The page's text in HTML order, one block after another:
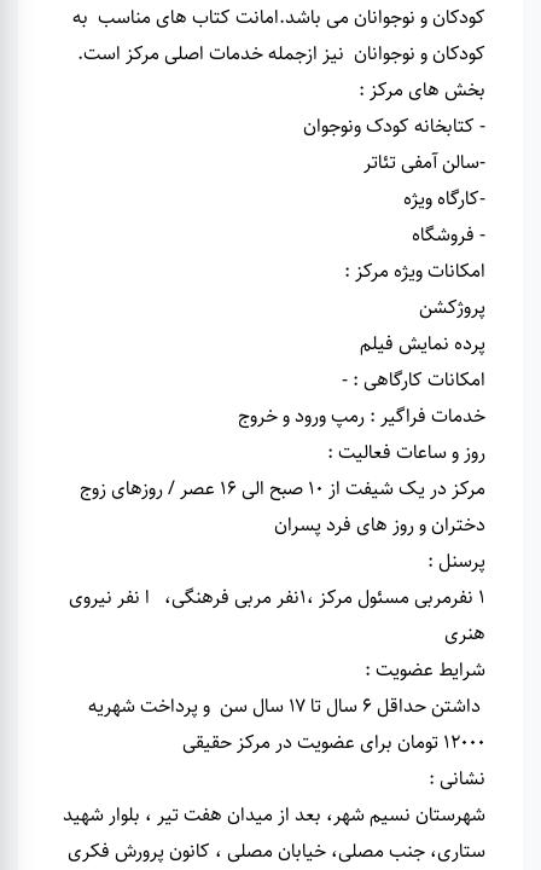
کودکان و نوجوانان می باشد.امانت کتاب های مناسب به
کودکان و نوجوانان نیز ازجمله خدمات اصلی مرکز است.
بخش های مرکز :
- کتابخانه کودک ونوجوان
-سالن آمفی تئاتر
-کارگاه ویژه
- فروشگاه
امکانات ویژه مرکز :
پروژکشن
پرده نمایش فیلم
امکانات کارگاهی : -
خدمات فراگیر : رمپ ورود و خروج
روز و ساعات فعالیت :
مرکز در یک شیفت از ۱۰ صبح الی ۱۶ عصر / روزهای زوج
دختران و روز های فرد پسران
پرسنل :
۱ نفرمربی مسئول مرکز ،۱نفر مربی فرهنگی، ا نفر نیروی
هنری
شرایط عضویت :
داشتن حداقل ۶ سال تا ۱۷ سال سن و پرداخت شهریه
۱۲۰۰۰ تومان برای عضویت در مرکز حقیقی
نشانی :
شهرستان نسیم شهر، بعد از میدان هفت تیر ، بلوار شهید
ستاری، جنب مصلی، خیابان مصلی ، کانون پرورش فکری